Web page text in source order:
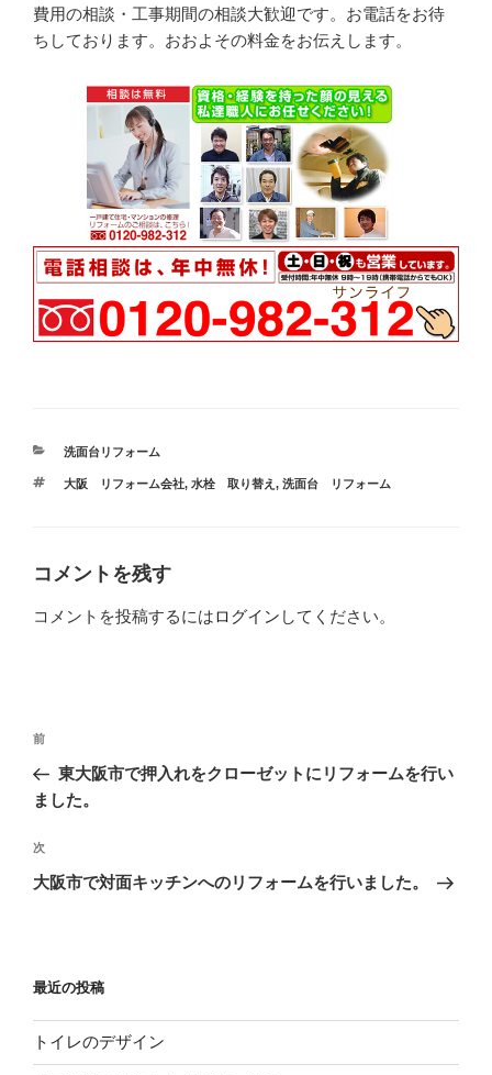
費用の相談・工事期間の相談大歓迎です。お電話をお待
ちしております。おおよその料金をお伝えします。
カ
ゴ
洗面台リフォーム
タ
大阪 リフォーム会社, 水栓 取り替え , 洗面台 リフォーム
コメントを残す
コメントを投稿するにはログイン してください。
投
ナ
ゲ
ー
過
去
の
稿
前
東大阪市で押入れをクローゼットにリフォームを行い
ました。
次
の
次
大阪市で対面キッチンへのリフォームを行いました。
最近の投稿
トイレのデザイン